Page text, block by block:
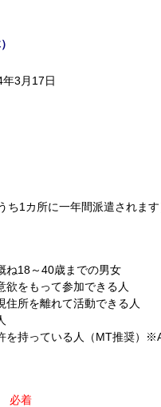
3月17日
ち1カ所に一年間派遣されます
ね18～40歳までの男女
欲をもって参加できる人
住所を離れて活動できる人
を持っている人（MT推奨）
必着